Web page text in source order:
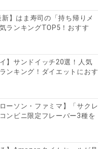
新】はま寿司の「持ち帰りメ
ランキングTOP5！おすす
イ】サンドイッチ20選！人気
ンキング！ダイエットにおす
ーソン・ファミマ】「サクレ
ンビニ限定フレーバー3種を